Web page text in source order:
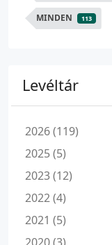
MINDEN 113
Levéltár
2026 (119)
2025 (5)
2023 (12)
2022 (4)
2021 (5)